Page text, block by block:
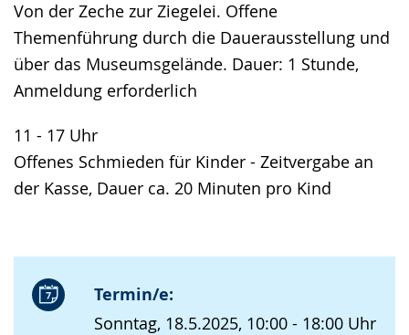
Von der Zeche zur Ziegelei. Offene
Themenführung durch die Dauerausstellung und
über das Museumsgelände. Dauer: 1 Stunde,
Anmeldung erforderlich
11 - 17 Uhr
Offenes Schmieden für Kinder - Zeitvergabe an
der Kasse, Dauer ca. 20 Minuten pro Kind
Termin/e:
Sonntag, 18.5.2025, 10:00 - 18:00 Uhr